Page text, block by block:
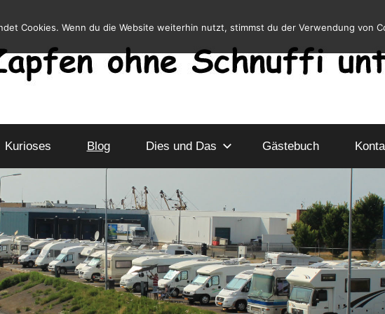
Kurioses Blog Dies und Das Gästebuch
Cookies. Wenn du die Website weiterhin nutzt, stimmst du der Verwendung von